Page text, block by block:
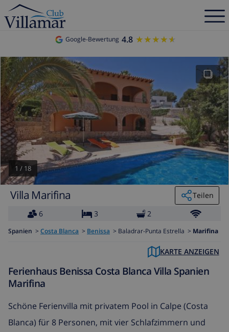
Google-Bewertung 4.8 ★★★★★
★★★★★
1 / 18
Villa Marifina
Teilen
6
3 2
Spanien > Costa Blanca > Benissa > Baladrar-Punta Estrella > Marifina
KARTE ANZEIGEN
Ferienhaus Benissa Costa Blanca Villa Spanien
Marifina
Schöne Ferienvilla mit privatem Pool in Calpe (Costa
Blanca) für 8 Personen, mit vier Schlafzimmern und